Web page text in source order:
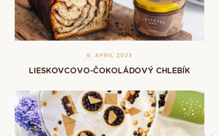
6. APRIL 2023
LIESKOVCOVO-ČOKOLÁDOVÝ CHLEBÍK